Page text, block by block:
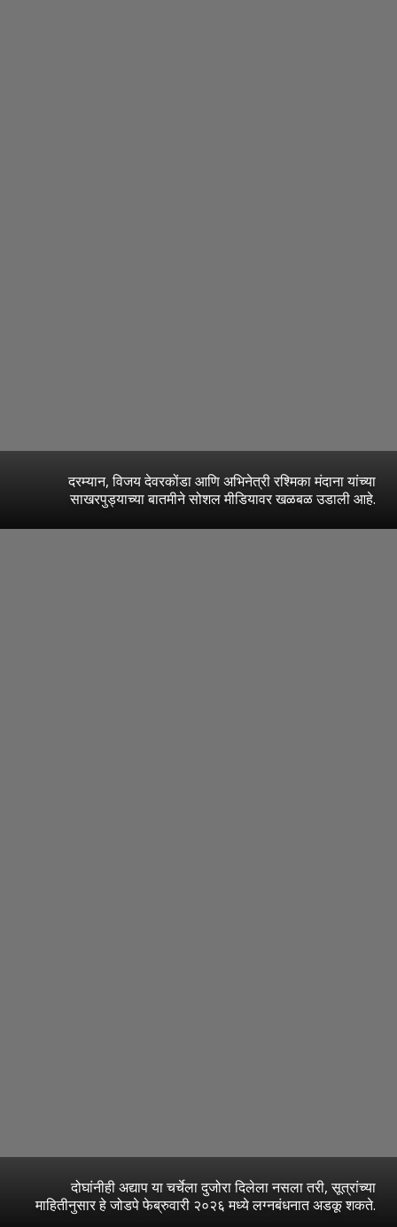
दरम्यान, विजय देवरकोंडा आणि अभिनेत्री रश्मिका मंदाना यांच्या
साखरपुड्याच्या बातमीने सोशल मीडियावर खळबळ उडाली आहे.
दोघांनीही अद्याप या चर्चेला दुजोरा दिलेला नसला तरी, सूत्रांच्या
माहितीनुसार हे जोडपे फेब्रुवारी २०२६ मध्ये लग्नबंधनात अडकू शकते.